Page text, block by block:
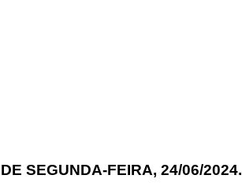
SEGUNDA-FEIRA, 24/06/2024.